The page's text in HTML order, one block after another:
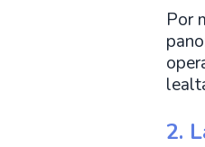
Por
2.